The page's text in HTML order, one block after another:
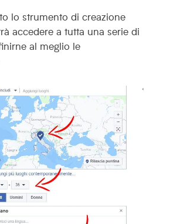
lo strumento di creazione
accedere a tutta una serie di
al meglio le